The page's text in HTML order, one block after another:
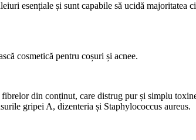
esențiale și sunt capabile să ucidă
cosmetică pentru coșuri și acnee.
din conținut, care distrug pur și simplu
gripei A, dizenteria și Staphylococcus aureus.